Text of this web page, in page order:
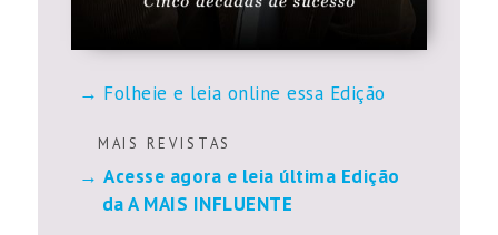
Folheie e leia online essa Edição
M A I S R E V I S T A S
Acesse agora e leia última Edição
da A MAIS INFLUENTE